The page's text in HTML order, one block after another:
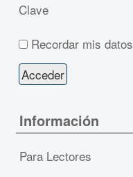
Clave
Recordar mis datos
Información
Para Lectores